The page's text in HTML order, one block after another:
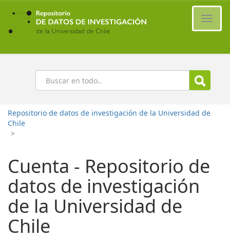
Ir
contenido
principal
Buscar
Repositorio de datos de investigación de la Universidad de
Chile
>
Cuenta - Repositorio de
datos de investigación
de la Universidad de
Chile